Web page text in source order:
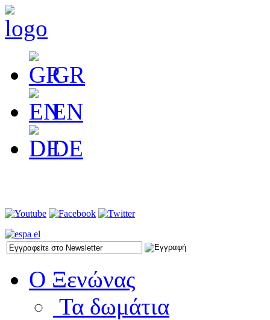
GR
EN
DE
Ο Ξενώνας
Τα δωμάτια